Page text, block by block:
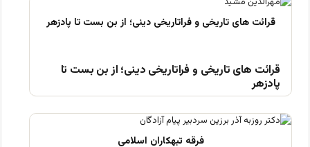
قرائت های تاریخی و فراتاریخی دینی؛ از بن بست تا
پادزهر